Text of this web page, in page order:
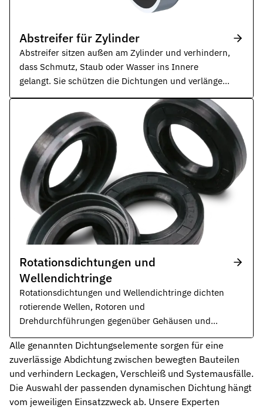
Abstreifer für Zylinder
Abstreifer sitzen außen am Zylinder und verhindern,
dass Schmutz, Staub oder Wasser ins Innere
gelangt. Sie schützen die Dichtungen und verlängern
die Lebensdauer des Systems.
Rotationsdichtungen und
Wellendichtringe
Rotationsdichtungen und Wellendichtringe dichten
rotierende Wellen, Rotoren und
Drehdurchführungen gegenüber Gehäusen und
Medien ab.
Alle genannten Dichtungselemente sorgen für eine
zuverlässige Abdichtung zwischen bewegten Bauteilen
und verhindern Leckagen, Verschleiß und Systemausfälle.
Die Auswahl der passenden dynamischen Dichtung hängt
vom jeweiligen Einsatzzweck ab. Unsere Experten